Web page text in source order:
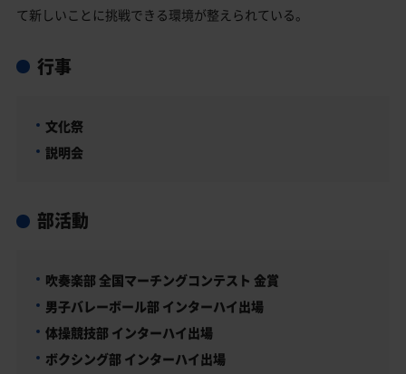
て新しいことに挑戦できる環境が整えられている。
行事
文化祭
説明会
部活動
吹奏楽部 全国マーチングコンテスト 金賞
男子バレーボール部 インターハイ出場
体操競技部 インターハイ出場
ボクシング部 インターハイ出場